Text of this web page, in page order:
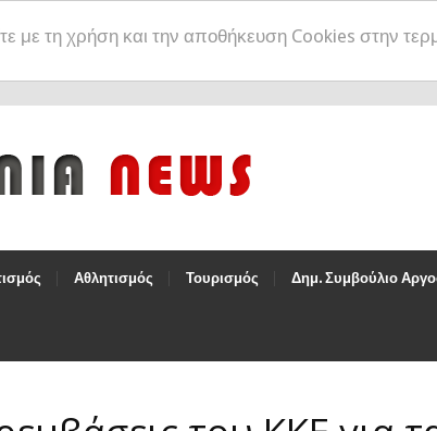
με τη χρήση και την αποθήκευση Cookies στην
Αθλητισμός Τουρισμός Δημ. Συμβούλιο